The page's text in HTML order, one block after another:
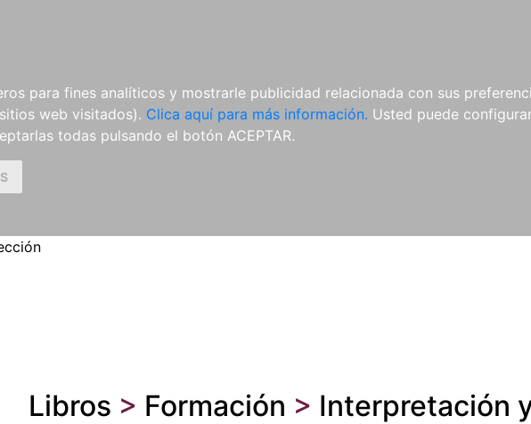
para fines analíticos y mostrarle publicidad relacionada con sus
web visitados). Clica aquí para más información. Usted puede
todas pulsando el botón ACEPTAR.
Y EDICIONES
REVISTAS
CDS Y
DVDS
MATERIAL
COMPLEMENTARIO
Libros > Formación > Interpretación